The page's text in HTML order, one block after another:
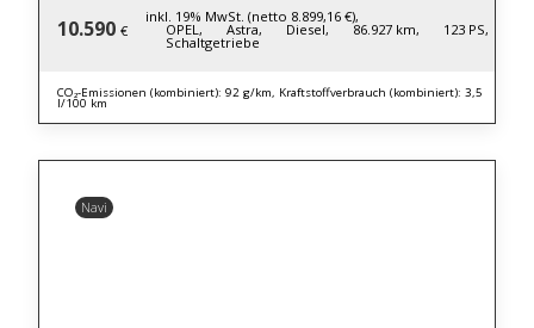
10.590 €
inkl. 19% MwSt. (netto 8.899,16 €),
OPEL, Astra, Diesel, 86.927 km, 123 PS,
Schaltgetriebe
CO₂-Emissionen (kombiniert): 92 g/km, Kraftstoffverbrauch (kombiniert): 3,5
l/100 km
Navi